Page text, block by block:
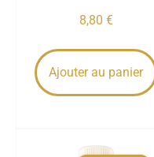
8,80 €
Ajouter au panier